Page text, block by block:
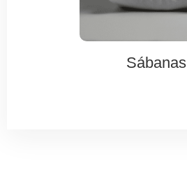
Sábanas